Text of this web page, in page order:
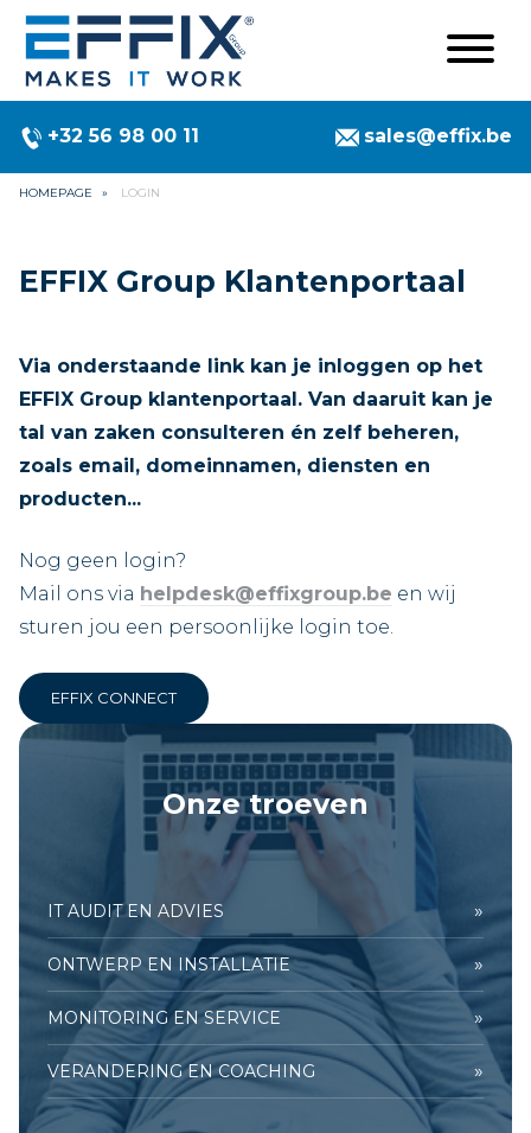
+32 56 98 00 11 sales@effix.be
HOMEPAGE LOGIN
EFFIX Group Klantenportaal
Via onderstaande link kan je inloggen op het
EFFIX Group klantenportaal. Van daaruit kan je
tal van zaken consulteren én zelf beheren,
zoals email, domeinnamen, diensten en
producten...
Nog geen login?
Mail ons via helpdesk@effixgroup.be en wij
sturen jou een persoonlijke login toe.
EFFIX CONNECT
Onze troeven
IT AUDIT EN ADVIES »
ONTWERP EN INSTALLATIE »
MONITORING EN SERVICE »
VERANDERING EN COACHING »